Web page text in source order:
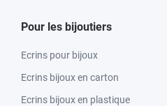
Pour les bijoutiers
Ecrins pour bijoux
Ecrins bijoux en carton
Ecrins bijoux en plastique